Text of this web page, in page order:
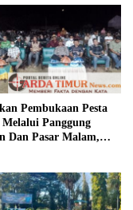
Pembukaan Pesta
Panggung
Dan Pasar Malam,